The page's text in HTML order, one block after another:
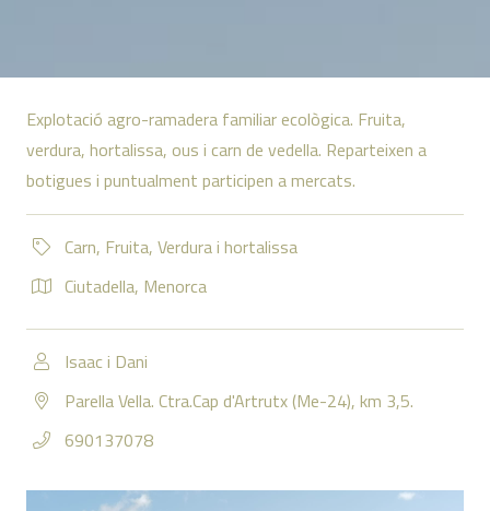
Explotació agro-ramadera familiar ecològica. Fruita,
verdura, hortalissa, ous i carn de vedella. Reparteixen a
botigues i puntualment participen a mercats.
Carn, Fruita,Verdura i hortalissa
Ciutadella, Menorca
Isaac i Dani
Parella Vella. Ctra.Cap d'Artrutx (Me-24), km 3,5.
690137078